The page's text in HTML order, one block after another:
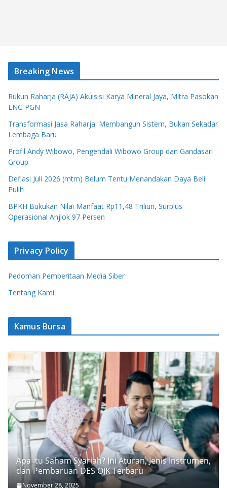
Breaking News
Rukun Raharja (RAJA) Akuisisi Karya Mineral Jaya, Mitra Pasokan
LNG PGN
Transformasi Jasa Raharja: Membangun Sistem, Bukan Sekadar
Lembaga Baru
Profil Andy Wibowo, Pengendali Wibowo Group dan Gandasari
Group
Deflasi Juli 2026 (mtm) Belum Tentu Menandakan Daya Beli
Pulih
BPKH Bukukan Nilai Manfaat Rp11,48 Triliun, Surplus
Operasional Anjlok 97 Persen
Privacy Policy
Pedoman Pemberitaan Media Siber
Tentang Kami
Kamus Bursa
Apa Itu Saham Syariah? Ini Aturan, Jenis Instrumen,
dan Pembaruan DES OJK Terbaru
November 28, 2025